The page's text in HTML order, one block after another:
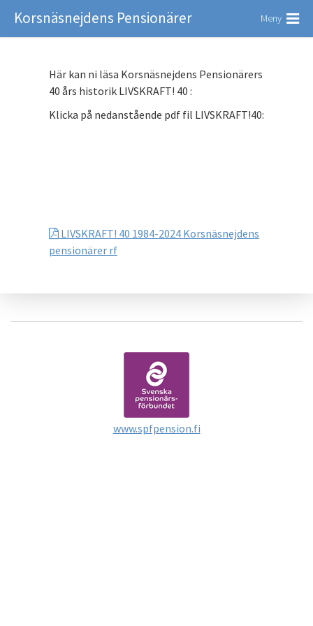
Korsnäsnejdens Pensionärer Meny
Här kan ni läsa Korsnäsnejdens Pensionärers
40 års historik LIVSKRAFT! 40 :
Klicka på nedanstående pdf fil LIVSKRAFT!40:
LIVSKRAFT! 40 1984-2024 Korsnäsnejdens
pensionärer rf
www.spfpension.fi